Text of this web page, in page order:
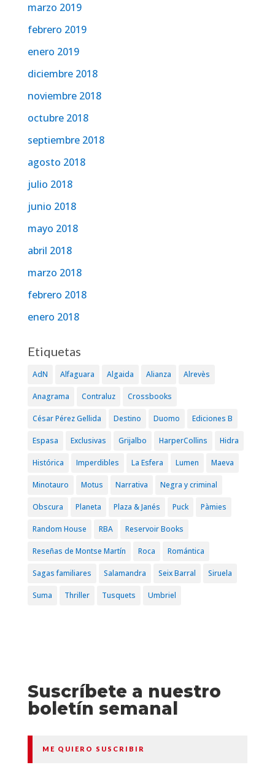
marzo 2019
febrero 2019
enero 2019
diciembre 2018
noviembre 2018
octubre 2018
septiembre 2018
agosto 2018
julio 2018
junio 2018
mayo 2018
abril 2018
marzo 2018
febrero 2018
enero 2018
Etiquetas
AdN Alfaguara Algaida Alianza Alrevès
Anagrama Contraluz Crossbooks
César Pérez Gellida Destino Duomo Ediciones B
Espasa Exclusivas Grijalbo HarperCollins Hidra
Histórica Imperdibles La Esfera Lumen Maeva
Minotauro Motus Narrativa Negra y criminal
Obscura Planeta Plaza & Janés Puck Pàmies
Random House RBA Reservoir Books
Reseñas de Montse Martín Roca Romántica
Sagas familiares Salamandra Seix Barral Siruela
Suma Thriller Tusquets Umbriel
Suscríbete a nuestro
boletín semanal
ME QUIERO SUSCRIBIR